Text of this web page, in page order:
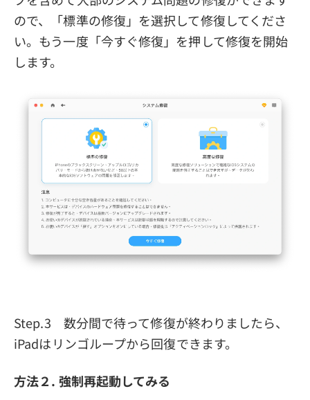
ので、「標準の修復」を選択して修復してくださ
い。もう一度「今すぐ修復」を押して修復を開始
します。
Step.3 数分間で待って修復が終わりましたら、
iPadはリンゴループから回復できます。
方法２. 強制再起動してみる